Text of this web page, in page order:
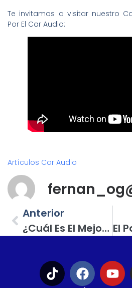
Te invitamos a visitar nuestro
Por El Car Audio:
Artículos Car Audio
Anterior
¿Cuál Es El Mejor Altavoz Para Ti? Te Decimos 4 Cosas Que Debes Buscar Al Elegir Un Altavoz